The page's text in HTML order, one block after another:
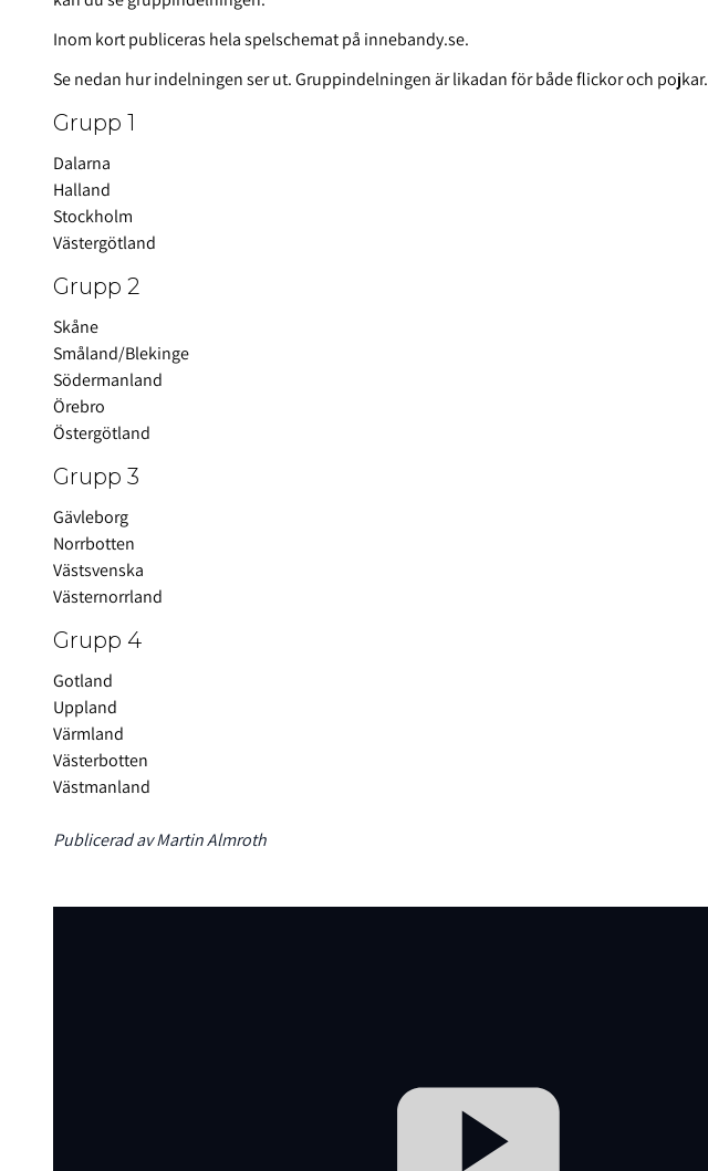
Inom kort publiceras hela spelschemat på innebandy.se.
Se nedan hur indelningen ser ut. Gruppindelningen är likadan för både flickor och pojkar.
Grupp 1
Dalarna
Halland
Stockholm
Västergötland
Grupp 2
Skåne
Småland/Blekinge
Södermanland
Örebro
Östergötland
Grupp 3
Gävleborg
Norrbotten
Västsvenska
Västernorrland
Grupp 4
Gotland
Uppland
Värmland
Västerbotten
Västmanland
Publicerad av Martin Almroth